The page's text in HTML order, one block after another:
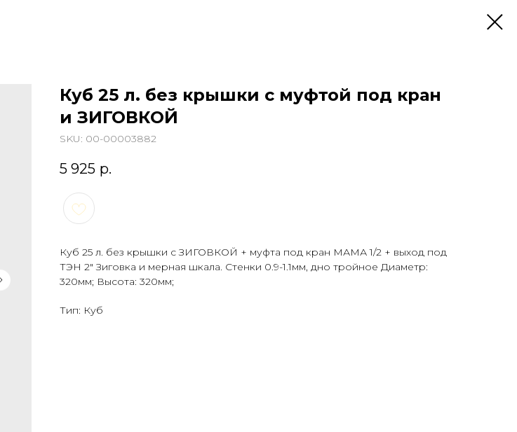
Куб 25 л. без крышки с муфтой под кран
и ЗИГОВКОЙ
SKU: 00-00003882
5 925 р.
Куб 25 л. без крышки с ЗИГОВКОЙ + муфта под кран МАМА 1/2 + выход под
ТЭН 2" Зиговка и мерная шкала. Стенки 0.9-1.1мм, дно тройное Диаметр:
320мм; Высота: 320мм;
Тип: Куб